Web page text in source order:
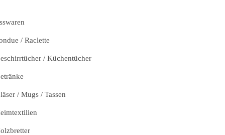
/ Raclette
/ Küchentücher
/ Mugs / Tassen